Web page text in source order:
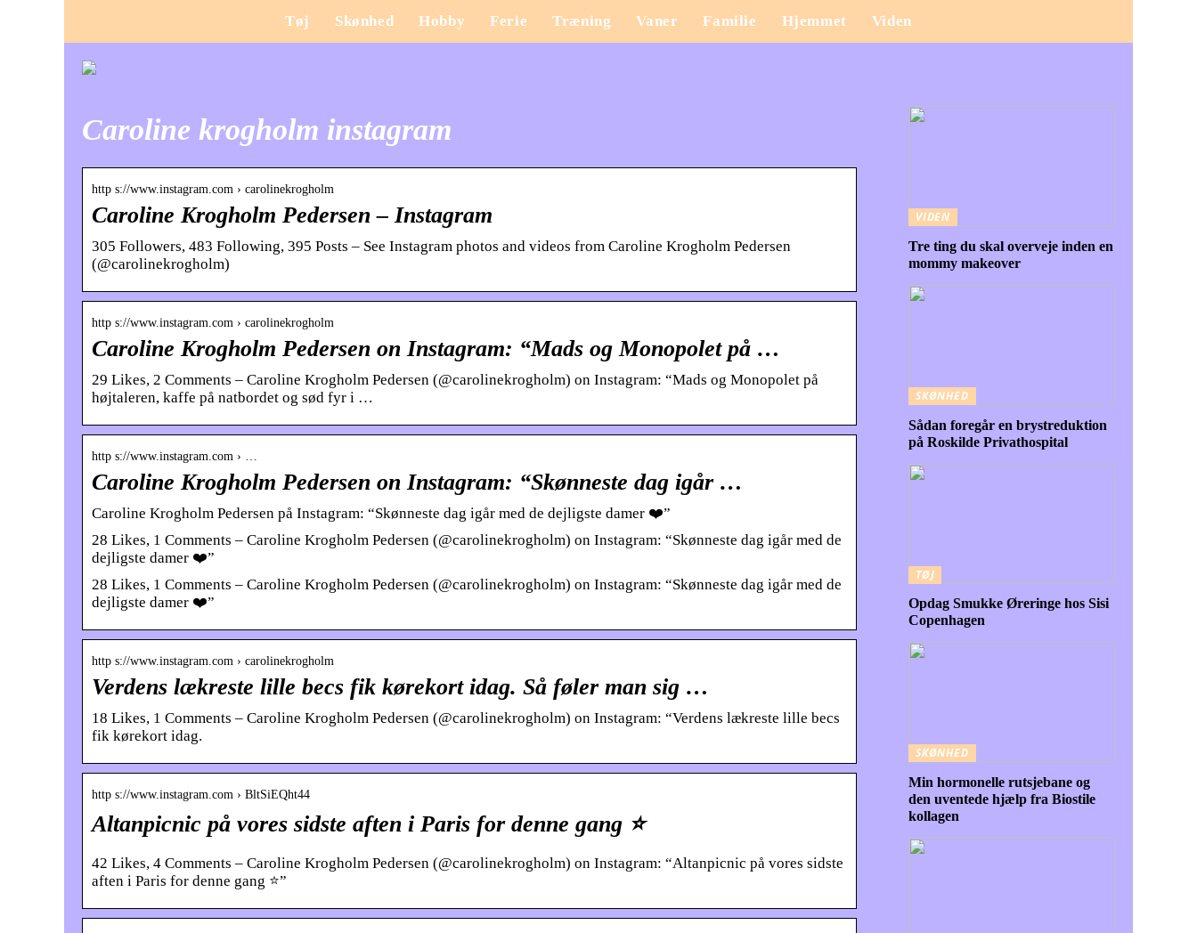
Tøj Skønhed Hobby Ferie Træning Vaner Familie Hjemmet Viden
Caroline krogholm instagram
http s://www.instagram.com › carolinekrogholm
Caroline Krogholm Pedersen – Instagram
305 Followers, 483 Following, 395 Posts – See Instagram photos and videos from Caroline Krogholm Pedersen
(@carolinekrogholm)
http s://www.instagram.com › carolinekrogholm
Caroline Krogholm Pedersen on Instagram: “Mads og Monopolet på …
29 Likes, 2 Comments – Caroline Krogholm Pedersen (@carolinekrogholm) on Instagram: “Mads og Monopolet på
højtaleren, kaffe på natbordet og sød fyr i …
http s://www.instagram.com › …
Caroline Krogholm Pedersen on Instagram: “Skønneste dag igår …
Caroline Krogholm Pedersen på Instagram: “Skønneste dag igår med de dejligste damer ❤️”
28 Likes, 1 Comments – Caroline Krogholm Pedersen (@carolinekrogholm) on Instagram: “Skønneste dag igår med de
dejligste damer ❤️”
28 Likes, 1 Comments – Caroline Krogholm Pedersen (@carolinekrogholm) on Instagram: “Skønneste dag igår med de
dejligste damer ❤️”
http s://www.instagram.com › carolinekrogholm
Verdens lækreste lille becs fik kørekort idag. Så føler man sig …
18 Likes, 1 Comments – Caroline Krogholm Pedersen (@carolinekrogholm) on Instagram: “Verdens lækreste lille becs
fik kørekort idag.
http s://www.instagram.com › BltSiEQht44
Altanpicnic på vores sidste aften i Paris for denne gang ⭐️
42 Likes, 4 Comments – Caroline Krogholm Pedersen (@carolinekrogholm) on Instagram: “Altanpicnic på vores sidste
aften i Paris for denne gang ⭐️”
VIDEN
Tre ting du skal overveje inden en
mommy makeover
SKØNHED
Sådan foregår en brystreduktion
på Roskilde Privathospital
TØJ
Opdag Smukke Øreringe hos Sisi
Copenhagen
SKØNHED
Min hormonelle rutsjebane og
den uventede hjælp fra Biostile
kollagen